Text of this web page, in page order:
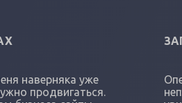
наверняка уже
продвигаться.